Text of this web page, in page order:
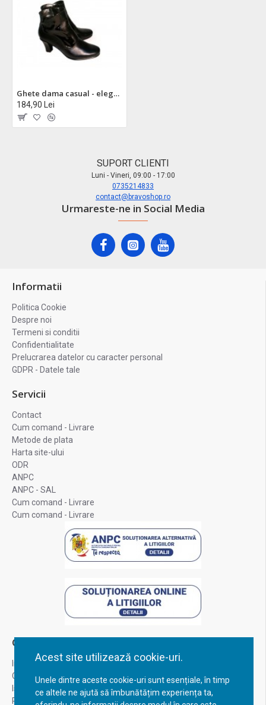
Acest site utilizează cookie-uri.
Unele dintre aceste cookie-uri sunt esențiale, în timp
ce altele ne ajută să îmbunătățim experiența ta,
Ghete dama casual - elegante din piele naturala - Made in Romania G201N
184,90 Lei
SUPORT CLIENTI
Luni - Vineri, 09:00 - 17:00
0735214833
contact@bravoshop.ro
Urmareste-ne in Social Media
Informatii
Politica Cookie
Despre noi
Termeni si conditii
Confidentialitate
Prelucrarea datelor cu caracter personal
GDPR - Datele tale
Servicii
Contact
Cum comand - Livrare
Metode de plata
Harta site-ului
ODR
ANPC
ANPC - SAL
Cum comand - Livrare
Cum comand - Livrare
Contul Meu
Inregistrare
Contul meu
Istoric comenzi
Recuperare parola